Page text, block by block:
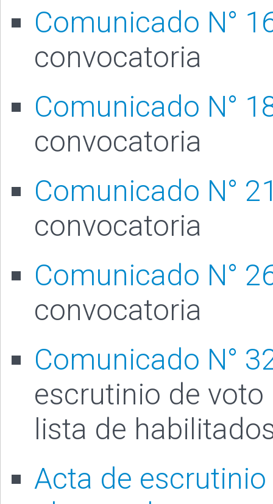
Comunicado N°
convocatoria
Comunicado N°
convocatoria
Comunicado N°
convocatoria
Comunicado N°
convocatoria
Comunicado N°
escrutinio de
lista de
Acta de